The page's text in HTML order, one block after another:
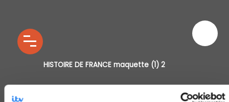
HISTOIRE DE FRANCE maquette (1) 2